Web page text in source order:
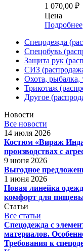
1 070,00 ₽
Цена
Подробнее
Спецодежда
Спецобувь
Защита рук
СИЗ
Охота, рыбалка,
Трикотаж
Другое
Новости
Все новости
14 июля 2026
Костюм «Вираж
производствах с
9 июня 2026
Выгодное
1 июня 2026
Новая линейка
комфорт для
Статьи
Все статьи
Спецодежда с
материалов.
Требования к